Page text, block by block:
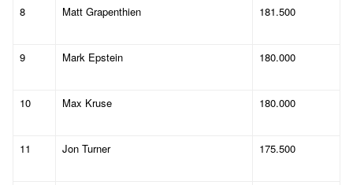
8 Matt Grapenthien 181.500
9 Mark Epstein 180.000
10 Max Kruse 180.000
11 Jon Turner 175.500